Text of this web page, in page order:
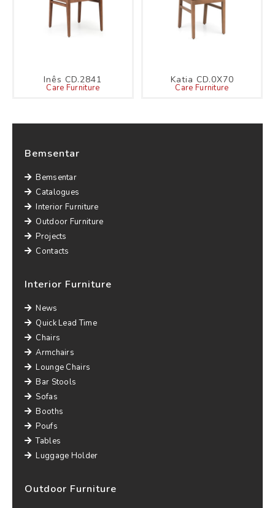
Inês CD.2841
Care Furniture
Katia CD.0X70
Care Furniture
Bemsentar
Bemsentar
Catalogues
Interior Furniture
Outdoor Furniture
Projects
Contacts
Interior Furniture
News
Quick Lead Time
Chairs
Armchairs
Lounge Chairs
Bar Stools
Sofas
Booths
Poufs
Tables
Luggage Holder
Outdoor Furniture